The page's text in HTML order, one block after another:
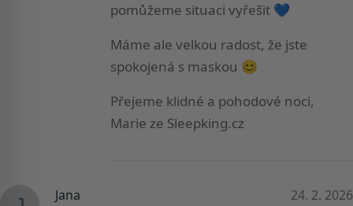
pomůžeme situaci vyřešit 💙
Máme ale velkou radost, že jste
spokojená s maskou 😊
Přejeme klidné a pohodové noci,
Marie ze Sleepking.cz
Jana 24. 2. 2026